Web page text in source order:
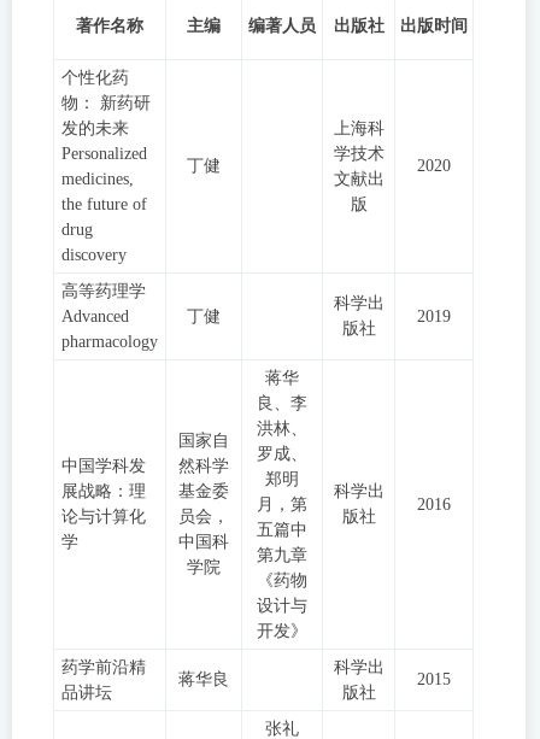
著作名称 主编 编著人员 出版社 出版时间
个性化药
物： 新药研
发的未来
Personalized
medicines,
the future of
drug
discovery
丁健
上海科
学技术
文献出
版
2020
高等药理学
Advanced
pharmacology
丁健
科学出
版社
2019
中国学科发
展战略：理
论与计算化
学
国家自
然科学
基金委
员会，
中国科
学院
蒋华
良、李
洪林、
罗成、
郑明
月，第
五篇中
第九章
《药物
设计与
开发》
科学出
版社
2016
药学前沿精
品讲坛
蒋华良
科学出
版社
2015
张礼